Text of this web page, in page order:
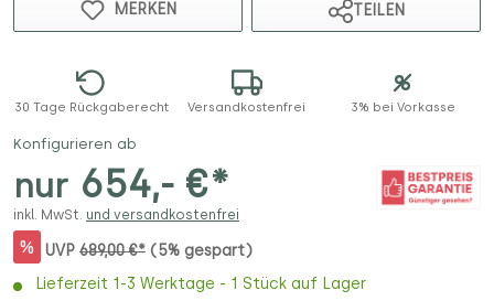
MERKEN TEILEN
30 Tage Rückgaberecht Versandkostenfrei 3% bei Vorkasse
Konfigurieren ab
nur 654,- €*
inkl. MwSt. und versandkostenfrei
% UVP 689,00 €* (5% gespart)
Lieferzeit 1-3 Werktage - 1 Stück auf Lager